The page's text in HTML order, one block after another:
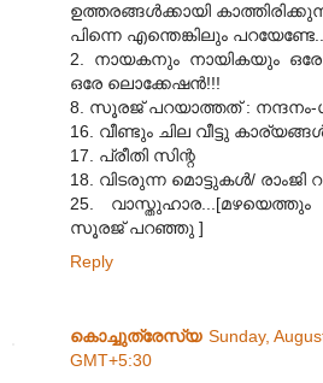
ഉത്തരങ്ങള്‍ക്കായി
പിന്നെ എന്തെങ്കിലും പറയേണ്ടേ..
2. നായകനും നായികയും
ഒരേ ലൊക്കേഷന്‍!!!
8. സൂരജ് പറയാത്തത് : നന്ദനം-
16. വീണ്ടും ചില വീട്ടു
17. പ്രീതി സിന്റ
18. വിടരുന്ന മൊട്ടുകള്‍/ രാംജി
25.
സൂരജ് പറഞ്ഞു ]
Reply
കൊച്ചുത്രേസ്യ Sunday,
GMT+5:30